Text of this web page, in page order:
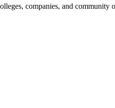
companies, and